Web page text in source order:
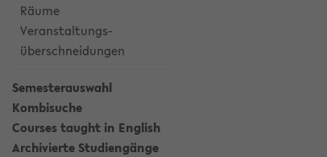
Räume
Veranstaltungs-
überschneidungen
Semesterauswahl
Kombisuche
Courses taught in English
Archivierte Studiengänge